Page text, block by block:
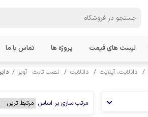
لیست های قیمت پروژه ها تماس با ما
دانلایت، آپلایت دانلایت نصب ثابت - آویز
مرتب سازی بر اساس